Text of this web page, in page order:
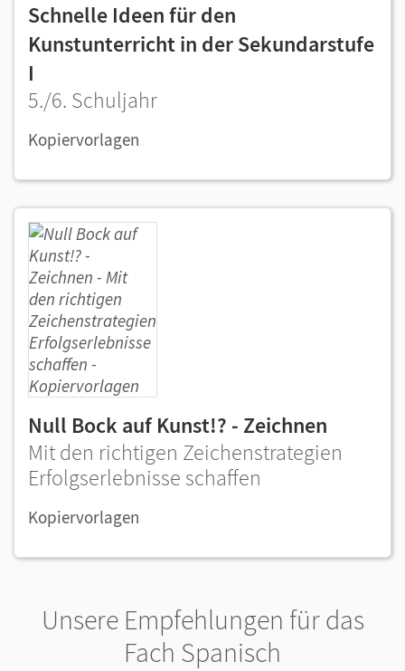
Schnelle Ideen für den
Kunstunterricht in der Sekundarstufe
I
5./6. Schuljahr
Kopiervorlagen
Null Bock auf Kunst!? - Zeichnen
Mit den richtigen Zeichenstrategien
Erfolgserlebnisse schaffen
Kopiervorlagen
Unsere Empfehlungen für das
Fach Spanisch